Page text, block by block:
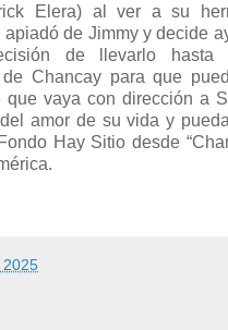
Elera) al ver a su
apiadó de Jimmy y decide
de llevarlo hasta
de Chancay para que
que vaya con dirección a
amor de su vida y
Hay Sitio desde